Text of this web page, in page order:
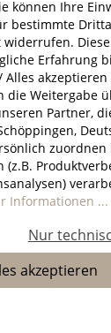
können Ihre
bestimmte
Erfahrung
die Weitergabe
Partner,
zuordnen
(z.B.
Informationen ...
Nur
akzeptieren